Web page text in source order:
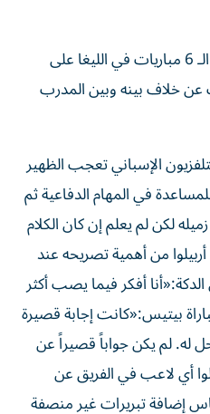
ولعب أرنولد أساسياً في 5 من الـ 6 مباريات في الليغا على
خلاف بينه وبين المدرب
الإسباني تعجب الظهير
في المهام الدفاعية ثم
لكن لم يعلم إن كان الكلام
من أهمية تصريحه عند
أفكر فيما يصب أكثر
بيتيس:«كانت إجابة قصيرة
له. لم يكن جواباً قصيراً عن
أي لاعب في الفريق عن
إضافة تبريرات غير منصفة